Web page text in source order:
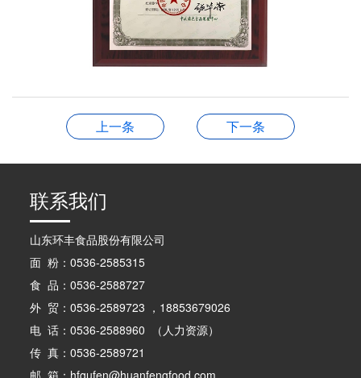
上一条 下一条
联系我们
山东环丰食品股份有限公司
面 粉：0536-2585315
食 品：0536-2588727
外 贸：0536-2589723 ，18853679026
电 话：0536-2588960 （人力资源）
传 真：0536-2589721
邮 箱：hfgufen@huanfengfood.com